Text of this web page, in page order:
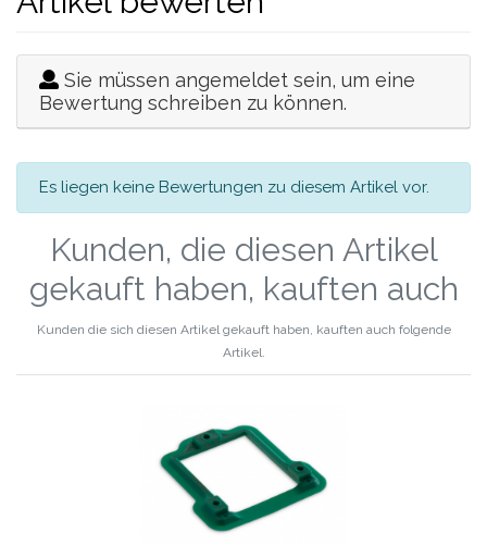
Sie müssen angemeldet sein, um eine
Bewertung schreiben zu können.
Es liegen keine Bewertungen zu diesem Artikel vor.
Kunden, die diesen Artikel
gekauft haben, kauften auch
Kunden die sich diesen Artikel gekauft haben, kauften auch folgende
Artikel.